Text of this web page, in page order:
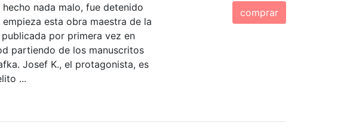
nada malo, fue detenido
empieza esta obra maestra de la
por primera vez en
partiendo de los manuscritos
Josef K., el protagonista, es
...
comprar